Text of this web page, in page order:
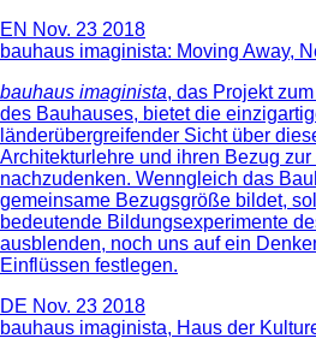
EN Nov. 23 2018
bauhaus imaginista: Moving Away,
bauhaus imaginista, das Projekt
des Bauhauses, bietet die
länderübergreifender Sicht über
Architekturlehre und ihren Bezug
nachzudenken. Wenngleich das
gemeinsame Bezugsgröße bildet,
bedeutende Bildungsexperimente
ausblenden, noch uns auf ein
Einflüssen festlegen.
DE Nov. 23 2018
bauhaus imaginista, Haus der